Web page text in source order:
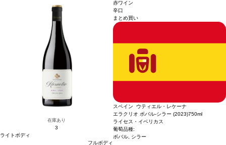
した肉、豆類、ミディアムから香りの強いチーズなどと好相性。
ー 55%、テンプラニーリョ 45%
*本ヴィンテージが在庫切れの場合、在庫があり価
格が同様の場合は自動的に次のヴィンテージに変更されます、ご了承ください。
在庫あり
3
ライトボディ
フルボディ
赤ワイン
辛口
まとめ買い
スペイン ウティエル・レケーナ
エラクリオ ボバル-シラー (2023)750ml
ライセス・イベリカス
葡萄品種:
ボバル, シラー